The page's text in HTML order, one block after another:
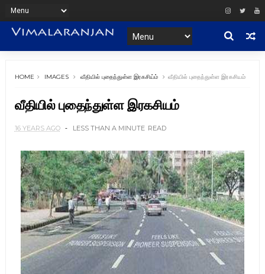
HOME IMAGES வீதியில் புதைந்துள்ள இரகசிய்ம் வீதியில் புதைந்துள்ள இரகசியம்
வீதியில் புதைந்துள்ள இரகசியம்
16 YEARS AGO LESS THAN A MINUTE READ